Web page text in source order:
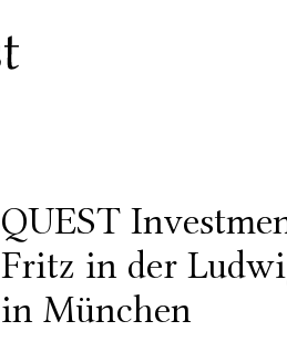
QUEST
Fritz in der
in München